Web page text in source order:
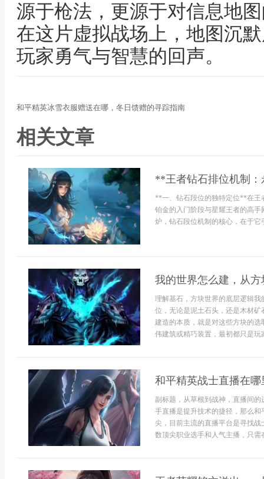
源于枪法，更源于对信息地
在这片虚拟战场上，地图沉
玩家勇气与智慧的回声。
和平精英冰雪衣服赠送在哪，冬日馈赠的寻踪指南
相关文章
**王者钻石排位机制
**一、钻石段位的独特定位**在王
铂金的入门阶段与星耀王者的高
炉，钻石段位机制的核心，在于它
我的世界怎么建，从
理解基石，方块世界的底层逻辑
位，无论是泥土石头，还是木材
建造的本质，就是对这些方块的
伟建筑或精巧装置，最初都只是
和平精英战士直播在
副标题，从草根到战神，直播间
手直播是提升技术的捷径，那么
尖，目前主流的直播平台是寻找
数顶尖职业选手和人气主播，只需